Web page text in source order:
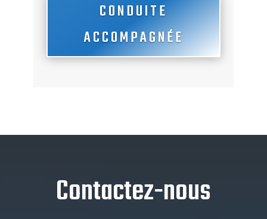
CONDUITE
ACCOMPAGNÉE
Contactez-nous